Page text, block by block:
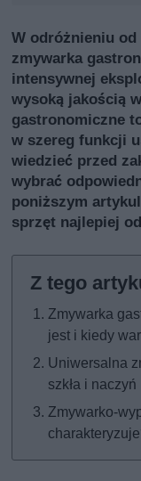
W odróżnieniu
zmywarka
intensywnej
wysoką jakością
gastronomiczne
w szereg funkcji
wiedzieć przed
wybrać
poniższym
sprzęt najlepiej
Zmywarka
jest i kiedy
Uniwersalna
szkła i naczyń
Zmywarko-